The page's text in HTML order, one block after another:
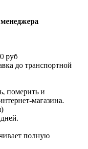
руб
до транспортной
померить и
магазина.
полную